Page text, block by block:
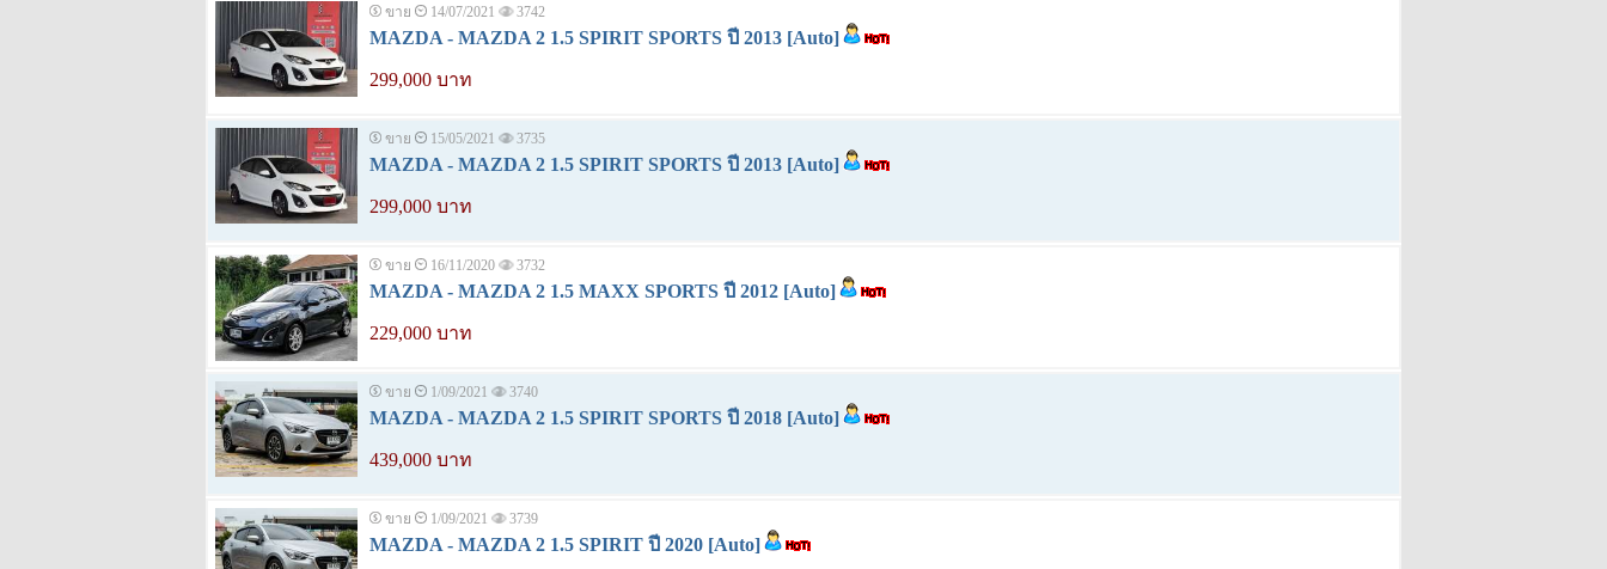
ขาย 14/07/2021 3742
MAZDA - MAZDA 2 1.5 SPIRIT SPORTS ปี 2013 [Auto]
299,000 บาท
ขาย 15/05/2021 3735
MAZDA - MAZDA 2 1.5 SPIRIT SPORTS ปี 2013 [Auto]
299,000 บาท
ขาย 16/11/2020 3732
MAZDA - MAZDA 2 1.5 MAXX SPORTS ปี 2012 [Auto]
229,000 บาท
ขาย 1/09/2021 3740
MAZDA - MAZDA 2 1.5 SPIRIT SPORTS ปี 2018 [Auto]
439,000 บาท
ขาย 1/09/2021 3739
MAZDA - MAZDA 2 1.5 SPIRIT ปี 2020 [Auto]